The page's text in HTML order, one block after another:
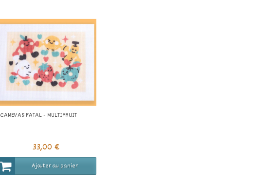
CANEVAS FATAL - MULTIFRUIT
33,00 €
Ajouter au panier